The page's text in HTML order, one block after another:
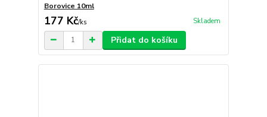
Borovice 10ml
177 Kč/ks Skladem
Přidat do košíku